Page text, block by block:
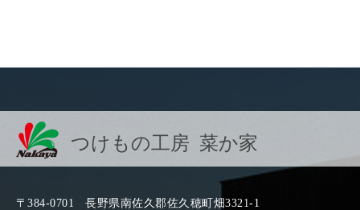
つけもの工房 菜か家
〒384-0701 長野県南佐久郡佐久穂町畑3321-1